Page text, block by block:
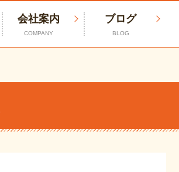
会社案内
COMPANY
ブログ
BLOG